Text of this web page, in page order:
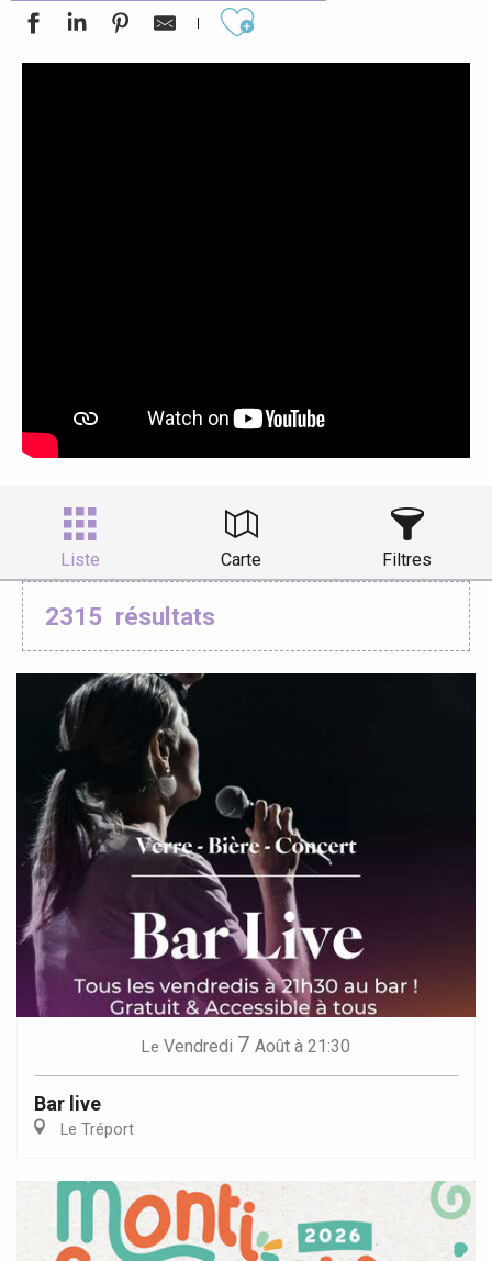
Ajouter aux favoris
Liste Carte Filtres
2315 résultats
Le Vendredi 7 Août à 21:30
Bar live
Le Tréport